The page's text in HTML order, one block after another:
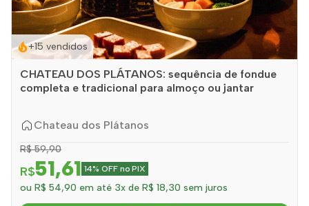
+15 vendidos
CHATEAU DOS PLÁTANOS: sequência de fondue
completa e tradicional para almoço ou jantar
Chateau dos Plátanos
R$ 59,90
R$51,61 14% OFF no PIX
ou R$ 54,90 em até 3x de R$ 18,30 sem juros